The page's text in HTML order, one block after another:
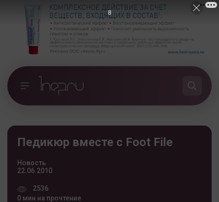
Педикюр вместе с Foot File
Новость
22.06.2010
2536
0 мин на прочтение
7